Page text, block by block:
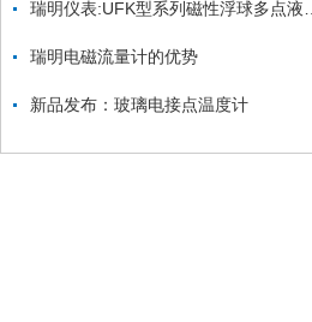
瑞明电磁流量计的优势
新品发布：玻璃电接点温度计